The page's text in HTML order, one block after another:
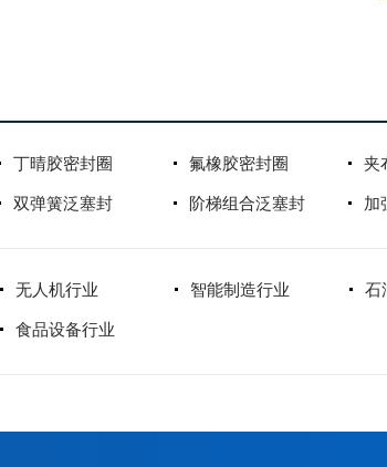
丁晴胶密封圈 氟橡胶密封圈 夹
双弹簧泛塞封 阶梯组合泛塞封 加
无人机行业 智能制造行业 石
食品设备行业